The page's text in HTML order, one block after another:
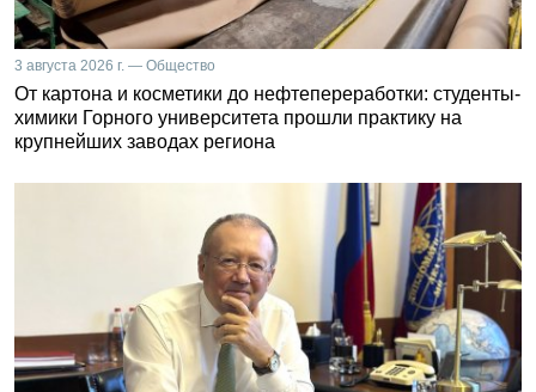
3 августа 2026 г. — Общество
От картона и косметики до нефтепереработки: студенты-
химики Горного университета прошли практику на
крупнейших заводах региона